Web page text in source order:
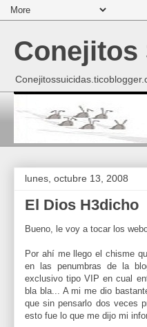
Conejitos
lunes, octubre 13, 2008
El Dios H3dicho
Bueno, le voy a tocar los
Por ahí me llego el chisme
en las penumbras de la
exclusivo tipo VIP en cual
bla bla... A mi me dio
que sin pensarlo dos veces
esto fue lo que me dijo mi